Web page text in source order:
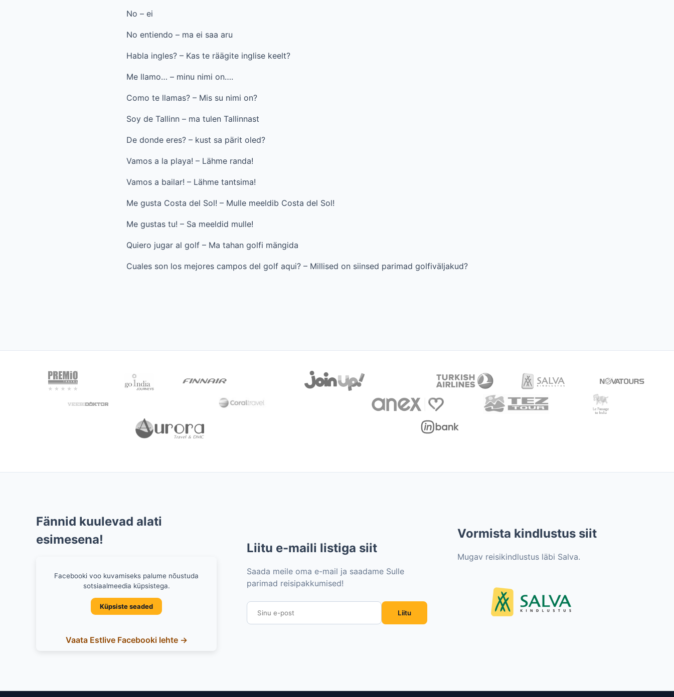
No – ei
No entiendo – ma ei saa aru
Habla ingles? – Kas te räägite inglise keelt?
Me llamo… – minu nimi on….
Como te llamas? – Mis su nimi on?
Soy de Tallinn – ma tulen Tallinnast
De donde eres? – kust sa pärit oled?
Vamos a la playa! – Lähme randa!
Vamos a bailar! – Lähme tantsima!
Me gusta Costa del Sol! – Mulle meeldib Costa del Sol!
Me gustas tu! – Sa meeldid mulle!
Quiero jugar al golf – Ma tahan golfi mängida
Cuales son los mejores campos del golf aqui? – Millised on siinsed parimad golfiväljakud?
Fännid kuulevad alati
esimesena!
Facebooki voo kuvamiseks palume nõustuda
sotsiaalmeedia küpsistega.
Küpsiste seaded
Vaata Estlive Facebooki lehte →
Liitu e-maili listiga siit
Saada meile oma e-mail ja saadame Sulle
parimad reisipakkumised!
Liitu
Vormista kindlustus siit
Mugav reisikindlustus läbi Salva.